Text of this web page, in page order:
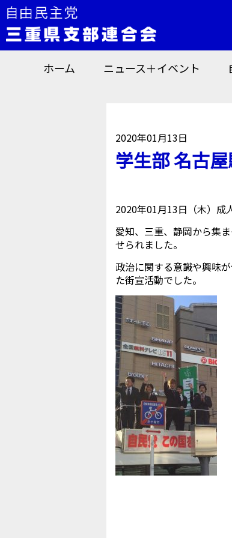
ホーム ニュース＋イベント
2020年01月13日
学生部 名古
2020年01月13日（木）成
愛知、三重、静岡から集
せられました。
政治に関する意識や興味
た街宣活動でした。